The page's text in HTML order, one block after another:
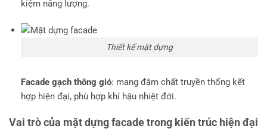
kiệm năng lượng.
Thiết kế mặt dựng
Facade gạch thông gió: mang đậm chất truyền thống kết
hợp hiện đại, phù hợp khí hậu nhiệt đới.
Vai trò của mặt dựng facade trong kiến trúc hiện đại